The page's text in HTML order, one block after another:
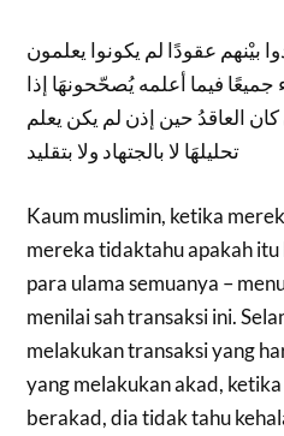
بيْنهم عقودًا لم يكونوا يعلمون
جميعًا ‏فيما أعلمه يُصحّحونهَا إذا
كان العاقدُ حين إذن لم يكن يعلم
تحليلهَا ‏لا بالجتهاد ولا بتقليد
Kaum muslimin, ketika
mereka tidaktahu apakah
para ulama semuanya –
menilai sah transaksi ini.
melakukan transaksi yang
yang melakukan akad,
berakad, dia tidak tahu